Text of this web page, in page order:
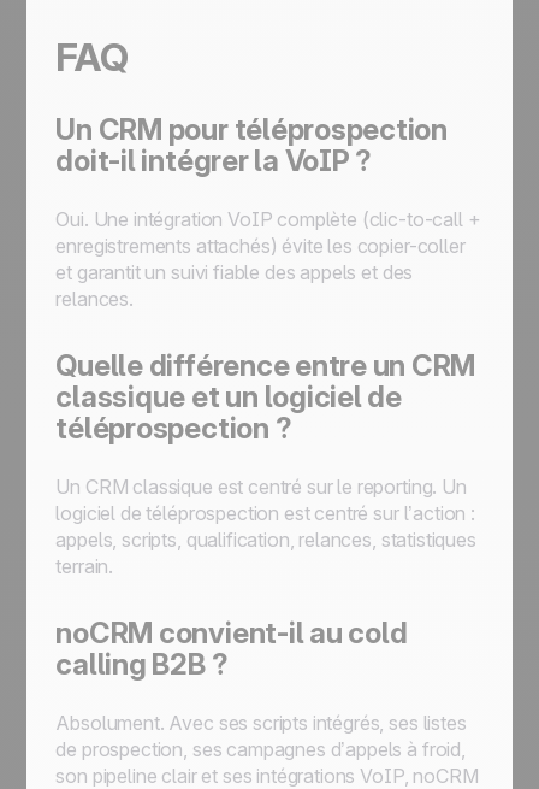
FAQ
Un CRM pour téléprospection
doit-il intégrer la VoIP ?
Oui. Une intégration VoIP complète (clic-to-call +
enregistrements attachés) évite les copier-coller
et garantit un suivi fiable des appels et des
relances.
Quelle différence entre un CRM
classique et un logiciel de
téléprospection ?
Un CRM classique est centré sur le reporting. Un
logiciel de téléprospection est centré sur l’action :
appels, scripts, qualification, relances, statistiques
terrain.
noCRM convient-il au cold
calling B2B ?
Absolument. Avec ses scripts intégrés, ses listes
de prospection, ses campagnes d’appels à froid,
son pipeline clair et ses intégrations VoIP, noCRM